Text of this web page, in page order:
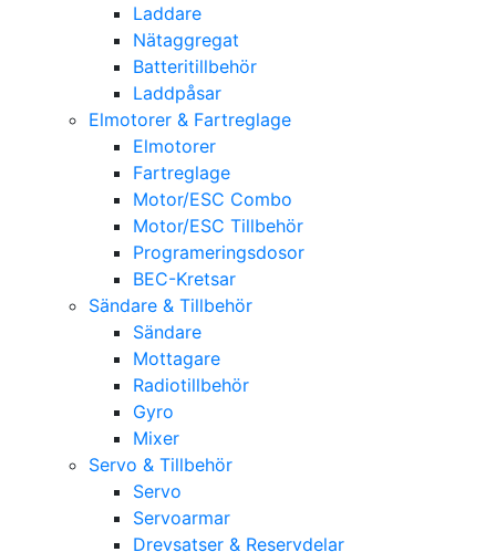
Laddare
Nätaggregat
Batteritillbehör
Laddpåsar
Elmotorer & Fartreglage
Elmotorer
Fartreglage
Motor/ESC Combo
Motor/ESC Tillbehör
Programeringsdosor
BEC-Kretsar
Sändare & Tillbehör
Sändare
Mottagare
Radiotillbehör
Gyro
Mixer
Servo & Tillbehör
Servo
Servoarmar
Drevsatser & Reservdelar